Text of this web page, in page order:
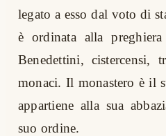
legato a esso dal voto di
è ordinata alla
Benedettini, cistercensi,
monaci. Il monastero è il
appartiene alla sua
suo ordine.